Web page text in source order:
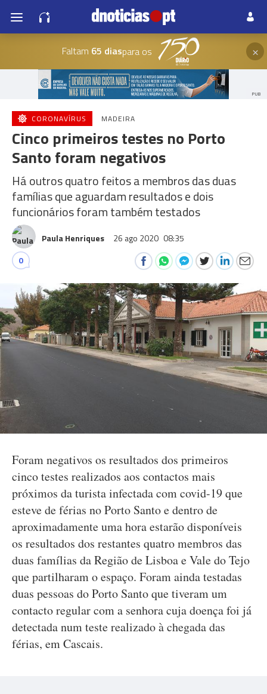
Faltam 65 diaspara os ×
PUB
CORONAVÍRUS MADEIRA
Cinco primeiros testes no Porto
Santo foram negativos
Há outros quatro feitos a membros das duas
famílias que aguardam resultados e dois
funcionários foram também testados
Paula Henriques 26 ago 2020 08:35
0
Foram negativos os resultados dos primeiros
cinco testes realizados aos contactos mais
próximos da turista infectada com covid-19 que
esteve de férias no Porto Santo e dentro de
aproximadamente uma hora estarão disponíveis
os resultados dos restantes quatro membros das
duas famílias da Região de Lisboa e Vale do Tejo
que partilharam o espaço. Foram ainda testadas
duas pessoas do Porto Santo que tiveram um
contacto regular com a senhora cuja doença foi já
detectada num teste realizado à chegada das
férias, em Cascais.